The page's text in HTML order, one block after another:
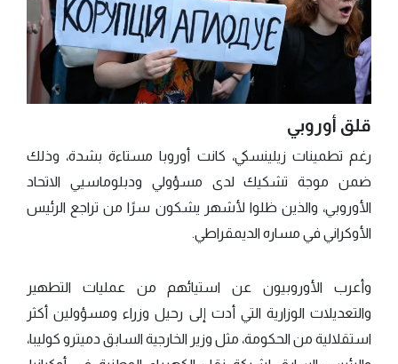
قلق أوروبي
رغم تطمينات زيلينسكي، كانت أوروبا مستاءة بشدة، وذلك
ضمن موجة تشكيك لدى مسؤولي ودبلوماسيي الاتحاد
الأوروبي، والذين ظلوا لأشهر يشكون سرًا من تراجع الرئيس
الأوكراني في مساره الديمقراطي.
وأعرب الأوروبيون عن استيائهم من عمليات التطهير
والتعديلات الوزارية التي أدت إلى رحيل وزراء ومسؤولين أكثر
استقلالية من الحكومة، مثل وزير الخارجية السابق دميترو كوليبا،